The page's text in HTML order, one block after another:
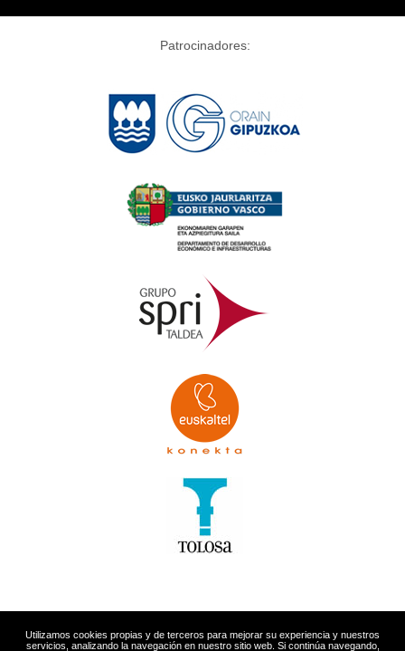
Patrocinadores:
Utilizamos cookies propias y de terceros para mejorar su experiencia y nuestros
servicios, analizando la navegación en nuestro sitio web. Si continúa navegando,